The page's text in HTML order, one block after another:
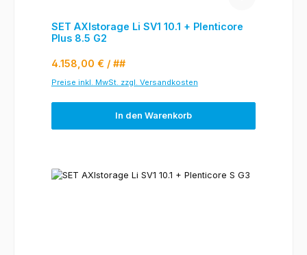
SET AXIstorage Li SV1 10.1 + Plenticore
Plus 8.5 G2
Regulärer Preis:
4.158,00 € / ##
Preise inkl. MwSt. zzgl. Versandkosten
In den Warenkorb